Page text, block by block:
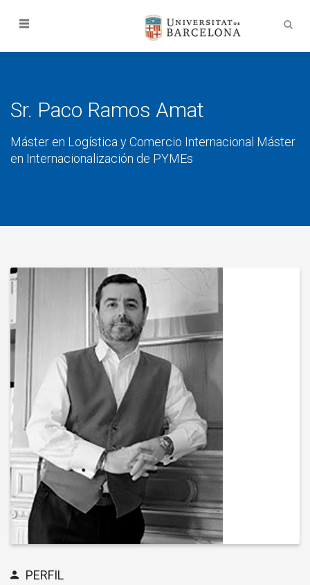
Sr. Paco Ramos Amat
Máster en Logística y Comercio Internacional Máster
en Internacionalización de PYMEs
PERFIL